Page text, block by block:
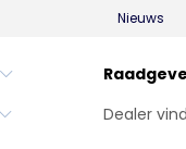
Nieuws
Dealer